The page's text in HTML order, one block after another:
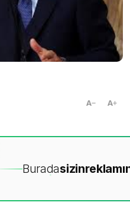
A A
Buradasizin